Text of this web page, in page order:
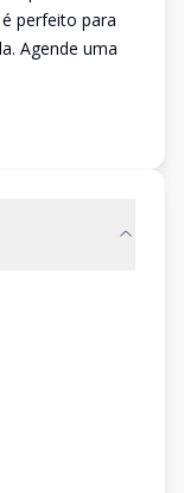
perfeito para
Agende uma